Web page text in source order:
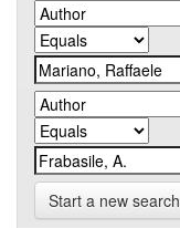
Start a new search